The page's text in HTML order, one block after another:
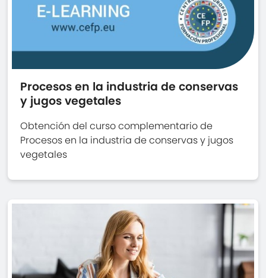
Procesos en la industria de conservas
y jugos vegetales
Obtención del curso complementario de
Procesos en la industria de conservas y jugos
vegetales